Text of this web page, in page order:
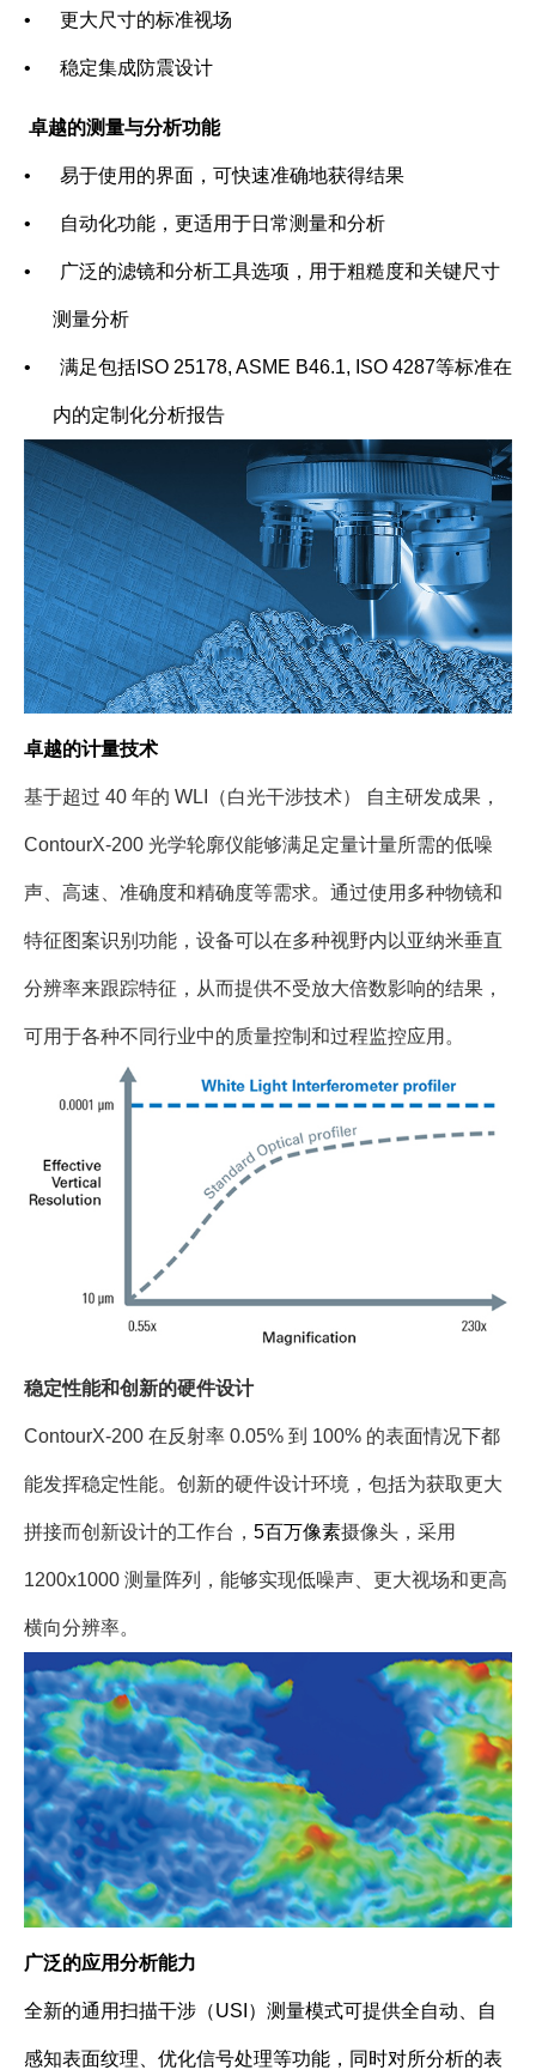
• 更大尺寸的标准视场
• 稳定集成防震设计
卓越的测量与分析功能
• 易于使用的界面，可快速准确地获得结果
• 自动化功能，更适用于日常测量和分析
• 广泛的滤镜和分析工具选项，用于粗糙度和关键尺寸
测量分析
• 满足包括ISO 25178, ASME B46.1, ISO 4287等标准在
内的定制化分析报告
卓越的计量技术
基于超过 40 年的 WLI（白光干涉技术） 自主研发成果，
ContourX-200 光学轮廓仪能够满足定量计量所需的低噪
声、高速、准确度和精确度等需求。通过使用多种物镜和
特征图案识别功能，设备可以在多种视野内以亚纳米垂直
分辨率来跟踪特征，从而提供不受放大倍数影响的结果，
可用于各种不同行业中的质量控制和过程监控应用。
稳定性能和创新的硬件设计
ContourX-200 在反射率 0.05% 到 100% 的表面情况下都
能发挥稳定性能。创新的硬件设计环境，包括为获取更大
拼接而创新设计的工作台， 5百万像素摄像头，采用
1200x1000 测量阵列，能够实现低噪声、更大视场和更高
横向分辨率。
广泛的应用分析能力
全新的通用扫描干涉（USI）测量模式可提供全自动、自
感知表面纹理、优化信号处理等功能，同时对所分析的表